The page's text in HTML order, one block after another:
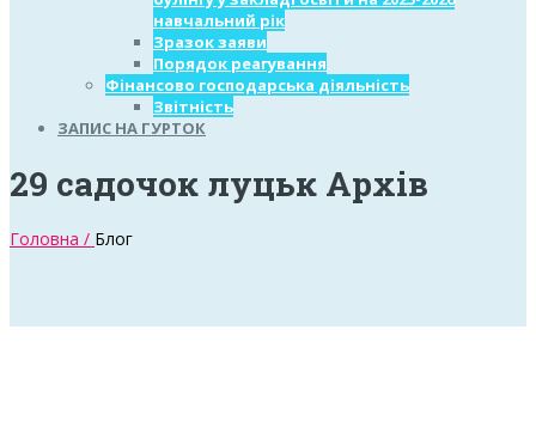
навчальний рік
Зразок заяви
Порядок реагування
Фінансово господарська діяльність
Звітність
ЗАПИС НА ГУРТОК
29 садочок луцьк Архів
Головна / Блог